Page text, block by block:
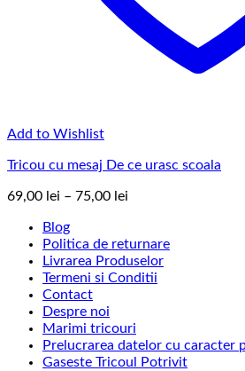
Add to Wishlist
Tricou cu mesaj De ce urasc scoala
69,00 lei – 75,00 lei
69,00 lei
până
la
Blog
Politica de returnare
Livrarea Produselor
Termeni si Conditii
Contact
Despre noi
Marimi tricouri
Prelucrarea datelor cu caracter
Gaseste Tricoul Potrivit